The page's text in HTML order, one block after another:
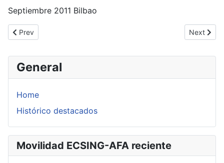
General
Home
Histórico destacados
Movilidad ECSING-AFA reciente
Septiembre 2011 Bilbao
Previous article: Begirada Matematiko Bat / Imaginary / Una
Prev Next
Next